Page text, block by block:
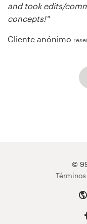
and took edits/
concepts!"
Cliente anónimo
©